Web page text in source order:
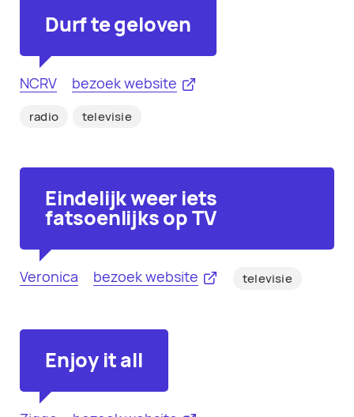
Durf te geloven
NCRV bezoek website
radio televisie
Eindelijk weer iets
fatsoenlijks op TV
Veronica bezoek website televisie
Enjoy it all